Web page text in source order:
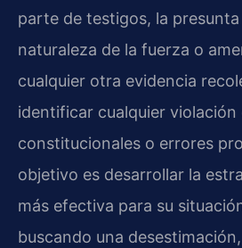
parte de testigos, la
naturaleza de la fuerza o
cualquier otra evidencia
identificar cualquier violación
constitucionales o errores
objetivo es desarrollar la
más efectiva para su
buscando una